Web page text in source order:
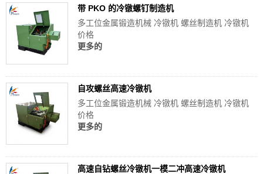
带 PKO 的冷镦螺钉制造机
多工位金属锻造机械 冷镦机 螺丝制造机 冷镦机
价格
更多的
自攻螺丝高速冷镦机
多工位金属锻造机械 冷镦机 螺丝制造机 冷镦机
价格
更多的
高速自钻螺丝冷镦机一模二冲高速冷镦机